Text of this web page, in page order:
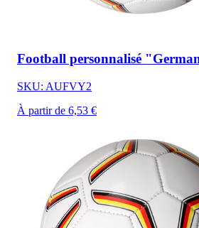
Football personnalisé
SKU: AUFVY2
À partir de 6,53 €